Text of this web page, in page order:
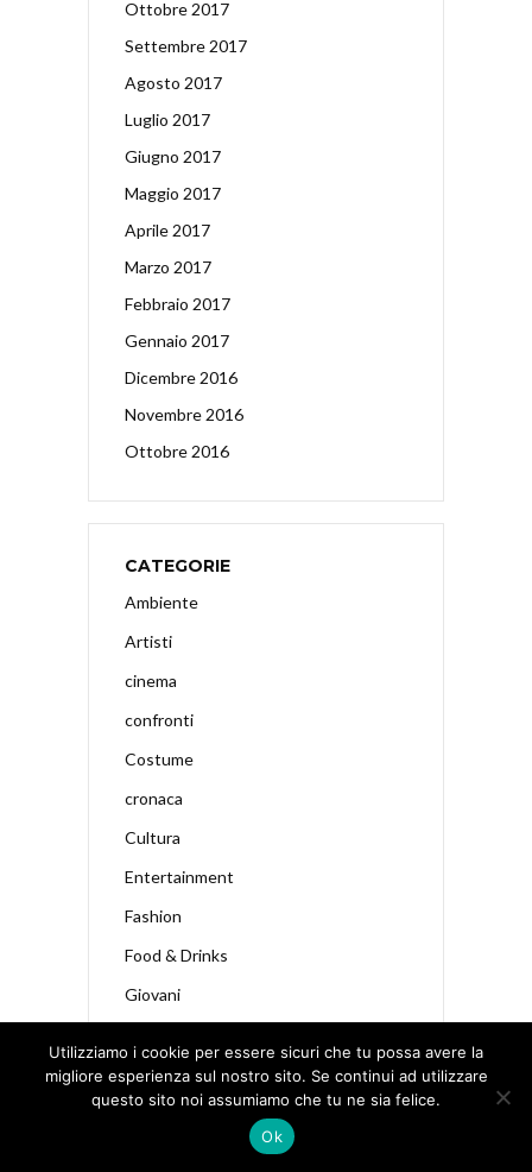
Ottobre 2017
Settembre 2017
Agosto 2017
Luglio 2017
Giugno 2017
Maggio 2017
Aprile 2017
Marzo 2017
Febbraio 2017
Gennaio 2017
Dicembre 2016
Novembre 2016
Ottobre 2016
CATEGORIE
Ambiente
Artisti
cinema
confronti
Costume
cronaca
Cultura
Entertainment
Fashion
Food & Drinks
Giovani
In libreria
iniziative
Utilizziamo i cookie per essere sicuri che tu possa avere la
migliore esperienza sul nostro sito. Se continui ad utilizzare
questo sito noi assumiamo che tu ne sia felice.
Ok